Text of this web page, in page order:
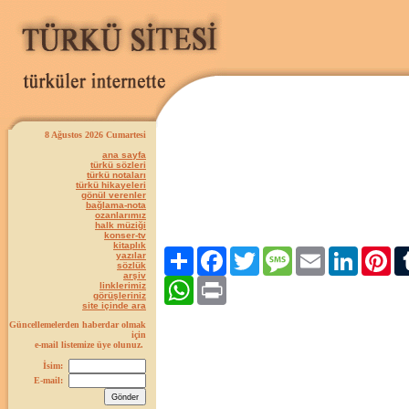
8 Ağustos 2026 Cumartesi
ana sayfa
türkü sözleri
türkü notaları
türkü hikayeleri
gönül verenler
bağlama-nota
ozanlarımız
halk müziği
konser-tv
kitaplık
yazılar
sözlük
arşiv
linklerimiz
görüşleriniz
site içinde ara
Güncellemelerden haberdar olmak
için
e-mail listemize üye olunuz.
İsim:
E-mail:
Paylaş FacebookTwitter Message Email LinkedIn
WhatsApp